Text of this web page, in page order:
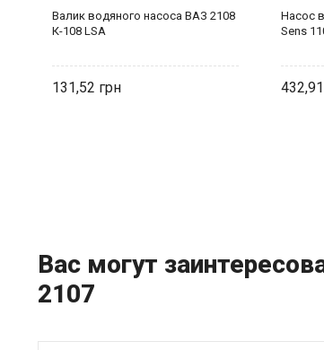
Валик водяного насоса ВАЗ 2108
К-108 LSA
131,52
Насос
Sens
432,91
Вас могут
2107